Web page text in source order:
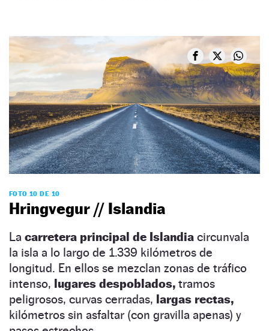
FOTO 10 DE 10
Hringvegur // Islandia
La carretera principal de Islandia circunvala
la isla a lo largo de 1.339 kilómetros de
longitud. En ellos se mezclan zonas de tráfico
intenso, lugares despoblados, tramos
peligrosos, curvas cerradas, largas rectas,
kilómetros sin asfaltar (con gravilla apenas) y